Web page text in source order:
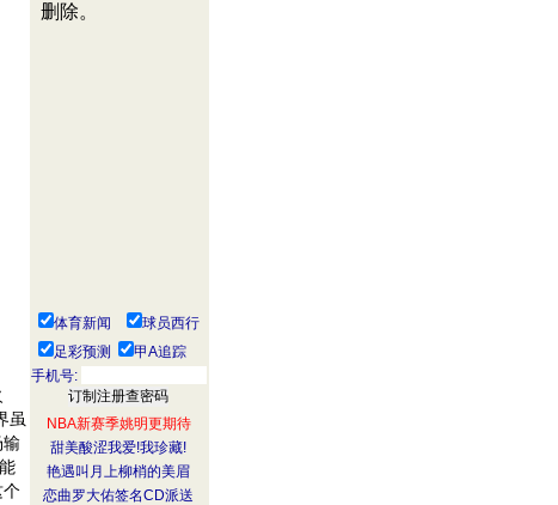
虽
输
个
体育新闻
球员西行
足彩预测
甲A追踪
手机号:
NBA新赛季姚明更期待
甜美酸涩我爱!我珍藏!
艳遇叫月上柳梢的美眉
恋曲罗大佑签名CD派送